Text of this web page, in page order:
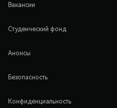
Вакансии
Студенческий фонд
Анонсы
Безопасность
Конфиденциальность